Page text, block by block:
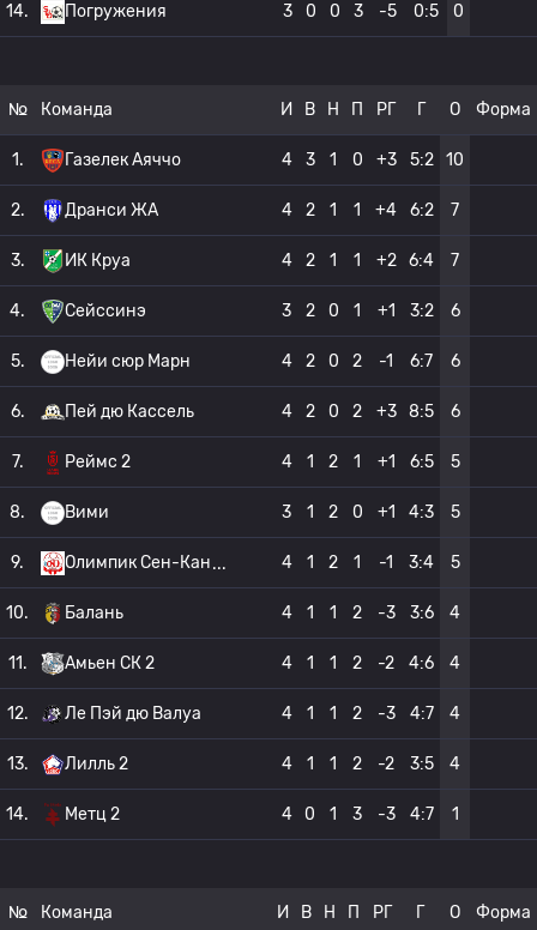
14. Погружения 3 0 0 3 -5 0:5 0
№ Команда И В Н П РГ Г О Форма
1. Газелек Аяччо 4 3 1 0 +3 5:2 10
2. Дранси ЖА 4 2 1 1 +4 6:2 7
3. ИК Круа 4 2 1 1 +2 6:4 7
4. Сейссинэ 3 2 0 1 +1 3:2 6
5. Нейи сюр Марн 4 2 0 2 -1 6:7 6
6. Пей дю Кассель 4 2 0 2 +3 8:5 6
7. Реймс 2 4 1 2 1 +1 6:5 5
8. Вими 3 1 2 0 +1 4:3 5
9. Олимпик Сен-Кан 4 1 2 1 -1 3:4 5
10. Балань 4 1 1 2 -3 3:6 4
11. Амьен СК 2 4 1 1 2 -2 4:6 4
12. Ле Пэй дю Валуа 4 1 1 2 -3 4:7 4
13. Лилль 2 4 1 1 2 -2 3:5 4
14. Метц 2 4 0 1 3 -3 4:7 1
№ Команда И В Н П РГ Г О Форма